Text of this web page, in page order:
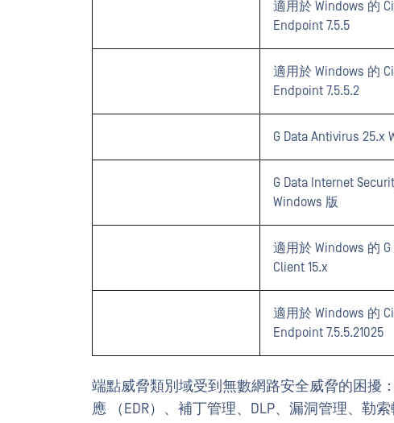
適用於 Windows 的
Endpoint 7.5.5
適用於 Windows 的
Endpoint 7.5.5.2
G Data Antivirus 25.x
G Data Internet
Windows 版
適用於 Windows 的 G
Client 15.x
適用於 Windows 的
Endpoint 7.5.5.21025
端點威脅類別域受到無數網路安全威脅的困擾
應 （EDR）、補丁管理、DLP、漏洞管理、勒索